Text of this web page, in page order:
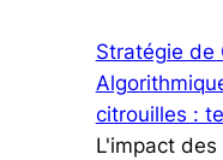
Stratégie de
citrouilles :
L'impact